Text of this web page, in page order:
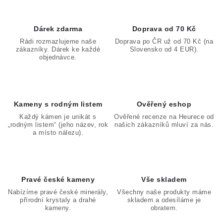
Dárek zdarma
Rádi rozmazlujeme naše
zákazníky. Dárek ke každé
objednávce.
Doprava od 70 Kč
Doprava po ČR už od 70 Kč (na
Slovensko od 4 EUR).
Kameny s rodným listem
Každý kámen je unikát s
„rodným listem“ (jeho název, rok
a místo nálezu).
Ověřený eshop
Ověřené recenze na Heurece od
našich zákazníků mluví za nás.
Pravé české kameny
Nabízíme pravé české minerály,
přírodní krystaly a drahé
kameny.
Vše skladem
Všechny naše produkty máme
skladem a odesíláme je
obratem.